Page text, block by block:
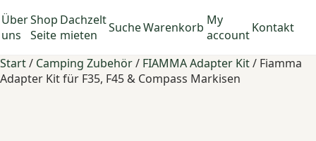
Über
uns
Shop
Seite
Dachzelt
mieten
SucheWarenkorb My
account Kontakt
Start/ Camping Zubehör/ FIAMMA Adapter Kit/ Fiamma
Adapter Kit für F35, F45 & Compass Markisen